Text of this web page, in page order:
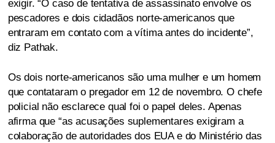
exigir. “O caso de tentativa de assassinato envolve os
pescadores e dois cidadãos norte-americanos que
entraram em contato com a vítima antes do incidente”,
diz Pathak.
Os dois norte-americanos são uma mulher e um homem
que contataram o pregador em 12 de novembro. O chefe
policial não esclarece qual foi o papel deles. Apenas
afirma que “as acusações suplementares exigiram a
colaboração de autoridades dos EUA e do Ministério das